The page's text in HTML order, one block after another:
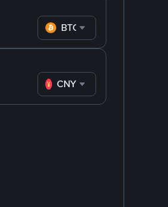
CNY
BTC